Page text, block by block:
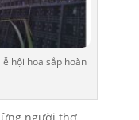
hội hoa sắp hoàn
người thợ